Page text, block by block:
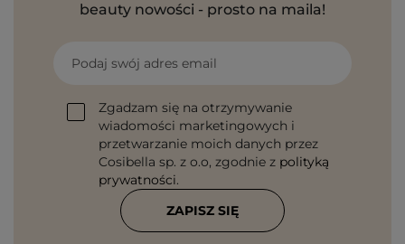
beauty nowości - prosto na maila!
Podaj swój adres email
Zgadzam się na otrzymywanie
wiadomości marketingowych i
przetwarzanie moich danych przez
Cosibella sp. z o.o, zgodnie z polityką
prywatności.
ZAPISZ SIĘ